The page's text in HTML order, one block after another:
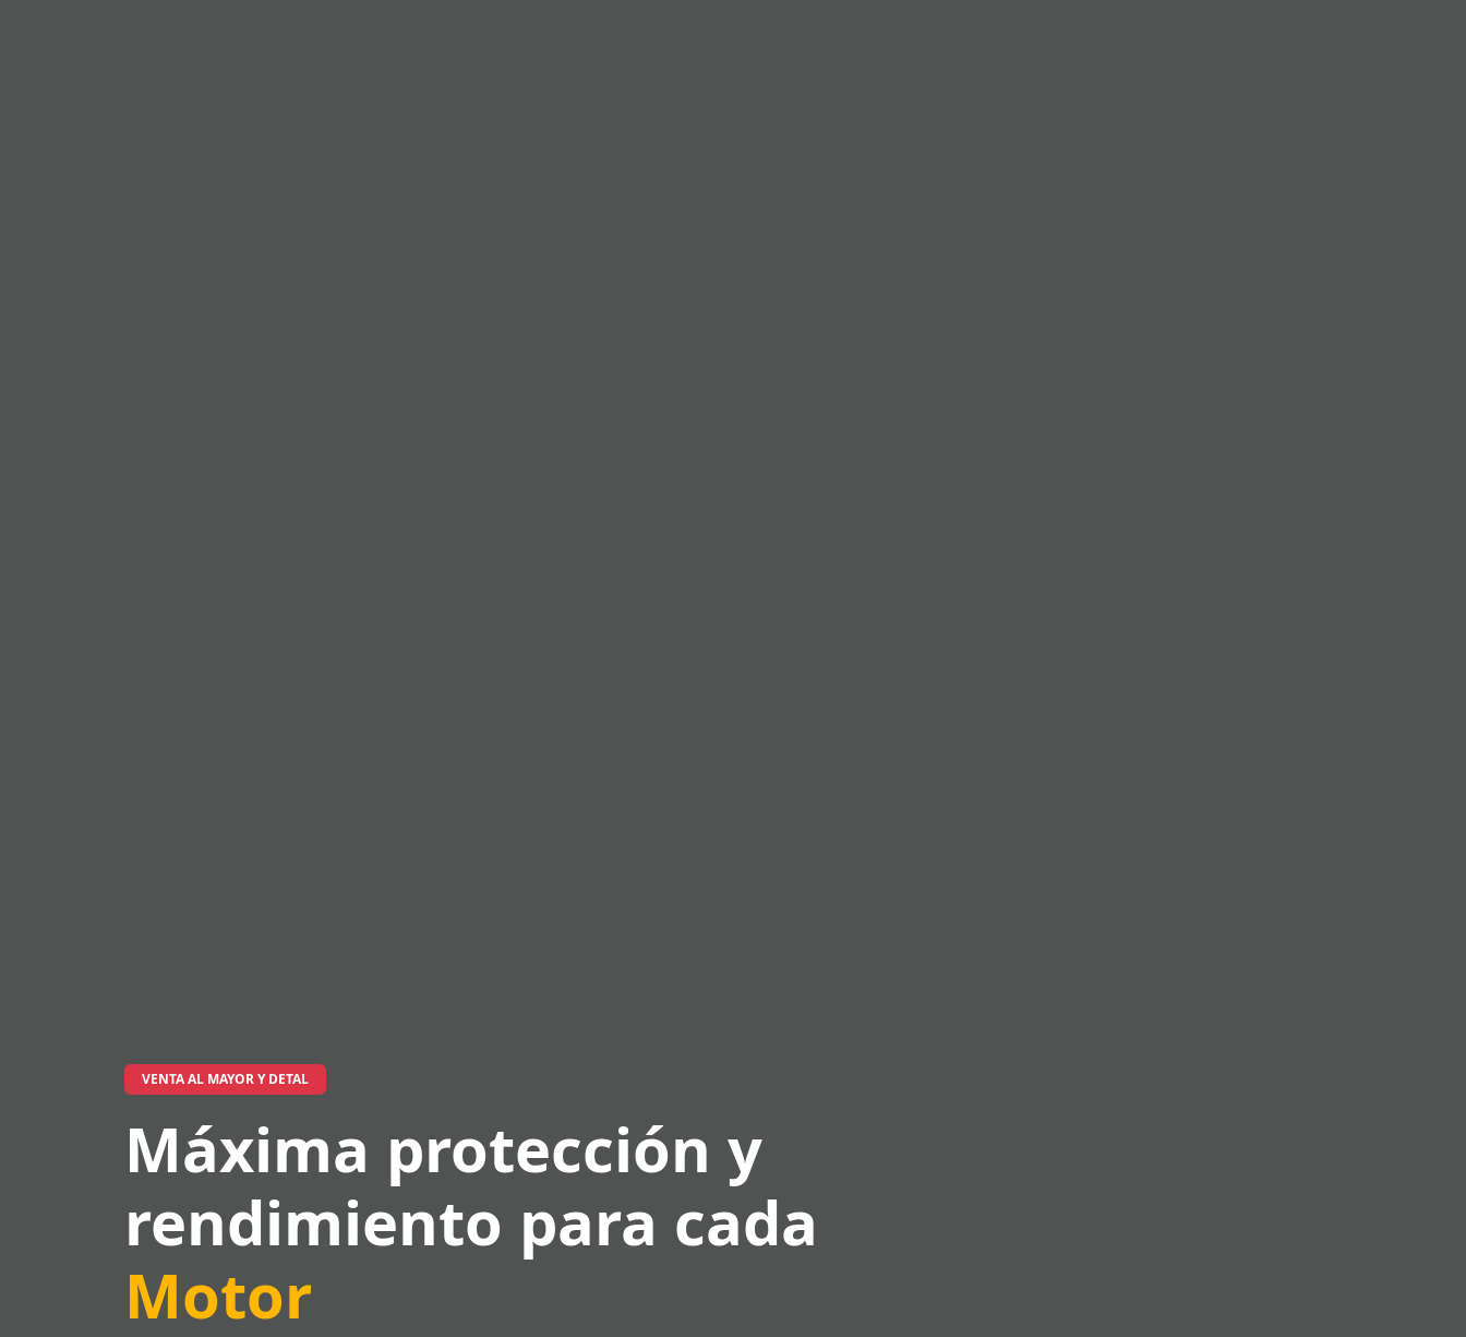
VENTA AL MAYOR Y DETAL
Máxima protección y
rendimiento para cada
Motor